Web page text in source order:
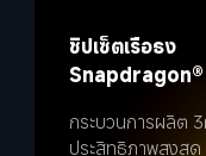
ชิปเซ็ตเรือธง
กระบวนการผลิต
ประสิทธิภาพสูงสุด